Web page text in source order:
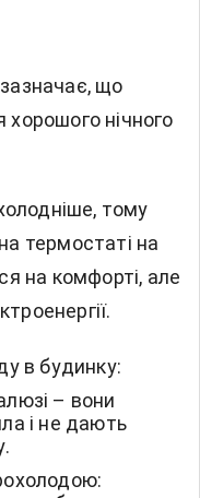
що
нічного
тому
термостаті на
на комфорті, але
в будинку:
– вони
і не дають